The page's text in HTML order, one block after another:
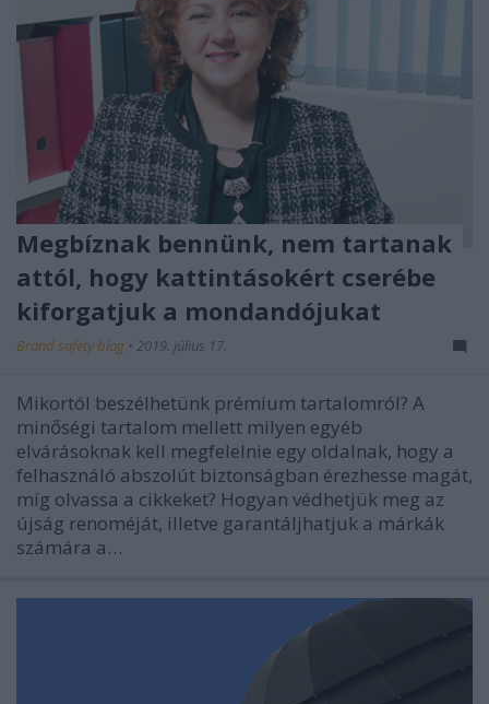
Megbíznak bennünk, nem tartanak
attól, hogy kattintásokért cserébe
kiforgatjuk a mondandójukat
Brand safety blog • 2019. július 17.
Mikortól beszélhetünk prémium tartalomról? A
minőségi tartalom mellett milyen egyéb
elvárásoknak kell megfelelnie egy oldalnak, hogy a
felhasználó abszolút biztonságban érezhesse magát,
míg olvassa a cikkeket? Hogyan védhetjük meg az
újság renoméját, illetve garantáljhatjuk a márkák
számára a…